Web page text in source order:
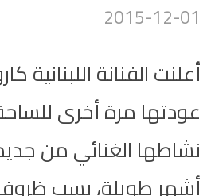
2015-12-01
أعلنت الفنانة اللبنانية
عودتها مرة أخرى
نشاطها الغنائي من
أشهر طويلة، بسب